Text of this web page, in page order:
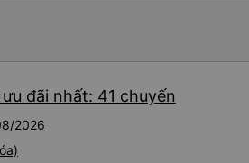
lượng dịch vụ chung, đồng thời tạo
gương đáng khen ngợi trong lĩnh vực
khách.
đãi nhất: 41 chuyến
2026